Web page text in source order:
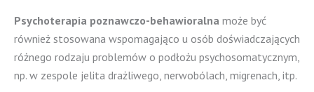
Psychoterapia poznawczo-behawioralna może być
również stosowana wspomagająco u osób doświadczających
różnego rodzaju problemów o podłożu psychosomatycznym,
np. w zespole jelita drażliwego, nerwobólach, migrenach, itp.